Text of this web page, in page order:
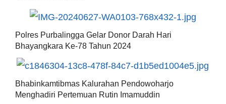
Polres Purbalingga Gelar Donor Darah Hari
Bhayangkara Ke-78 Tahun 2024
Bhabinkamtibmas Kalurahan Pendowoharjo
Menghadiri Pertemuan Rutin Imamuddin